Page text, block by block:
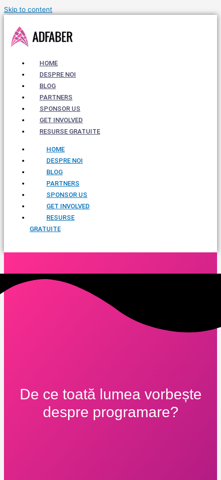
Skip to content
HOME
DESPRE NOI
BLOG
PARTNERS
SPONSOR US
GET INVOLVED
RESURSE GRATUITE
HOME
DESPRE NOI
BLOG
PARTNERS
SPONSOR US
GET INVOLVED
RESURSE
GRATUITE
De ce toată lumea vorbește
despre programare?